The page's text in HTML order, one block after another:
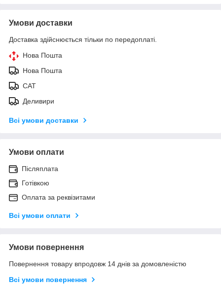
Умови доставки
Доставка здійснюється тільки по передоплаті.
Нова Пошта
Нова Пошта
САТ
Деливири
Всі умови доставки
Умови оплати
Післяплата
Готівкою
Оплата за реквізитами
Всі умови оплати
Умови повернення
Повернення товару впродовж 14 днів за домовленістю
Всі умови повернення